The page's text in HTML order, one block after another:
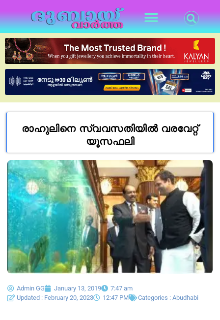
രാഹുലിനെ സ്വവസതിയിൽ വരവേറ്റ്
യൂസഫലി
Admin GG January 13, 2019
7:47 am
Updated : February 20, 2023
12:47 PM Categories : Abudhabi